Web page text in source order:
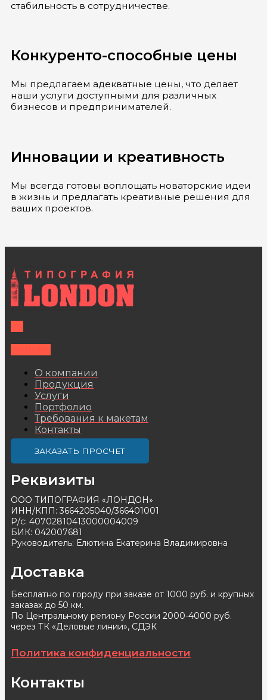
стабильность в сотрудничестве.
Конкуренто-способные цены
Мы предлагаем адекватные цены, что делает
наши услуги доступными для различных
бизнесов и предпринимателей.
Инновации и креативность
Мы всегда готовы воплощать новаторские идеи
в жизнь и предлагать креативные решения для
ваших проектов.
О компании
Продукция
Услуги
Портфолио
Требования к макетам
Контакты
ЗАКАЗАТЬ ПРОСЧЕТ
Реквизиты
ООО ТИПОГРАФИЯ «ЛОНДОН»
ИНН/КПП: 3664205040/366401001
Р/с: 40702810413000004009
БИК: 042007681
Руководитель: Елютина Екатерина Владимировна
Доставка
Бесплатно по городу при заказе от 1000 руб. и крупных
заказах до 50 км.
По Центральному региону России 2000-4000 руб.
через ТК «Деловые линии», СДЭК
Политика конфиденциальности
Контакты